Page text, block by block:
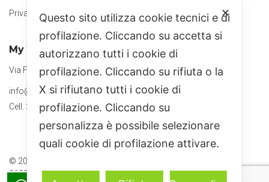
Privacy Policy
My Web Strategy
Via Fabbrica, Ceraso (SA)
info@mywebstrategy.it
Cell. 351 8782551
© 2019
06224380656 REA SA506773 Cap. soc. 1000€
✕
Questo sito utilizza cookie tecnici e di
profilazione. Cliccando su accetta si
autorizzano tutti i cookie di
profilazione. Cliccando su rifiuta o la
X si rifiutano tutti i cookie di
profilazione. Cliccando su
personalizza è possibile selezionare
quali cookie di profilazione attivare.